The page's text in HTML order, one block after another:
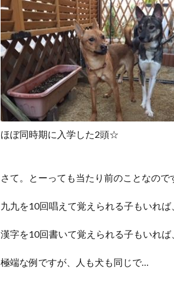
ほぼ同時期に入学した2頭☆
さて。とーっても当たり前のことなので
九九を10回唱えて覚えられる子もいれば
漢字を10回書いて覚えられる子もいれ
極端な例ですが、人も犬も同じで…